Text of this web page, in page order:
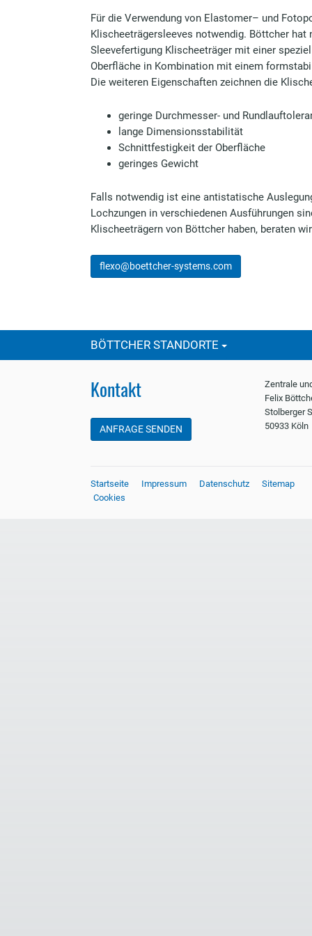
Für die Verwendung von Elastomer– und
Klischeeträgersleeves notwendig. Böttcher hat
Sleevefertigung Klischeeträger mit einer
Oberfläche in Kombination mit einem
Die weiteren Eigenschaften zeichnen die
geringe Durchmesser- und
lange Dimensionsstabilität
Schnittfestigkeit der Oberfläche
geringes Gewicht
Falls notwendig ist eine antistatische
Lochzungen in verschiedenen Ausführungen
Klischeeträgern von Böttcher haben, beraten
flexo@boettcher-systems.com
BÖTTCHER STANDORTE
Kontakt
ANFRAGE SENDEN
Zentrale
Felix
Stolberger
50933 Köln
Startseite Impressum Datenschutz
Sitemap
Cookies